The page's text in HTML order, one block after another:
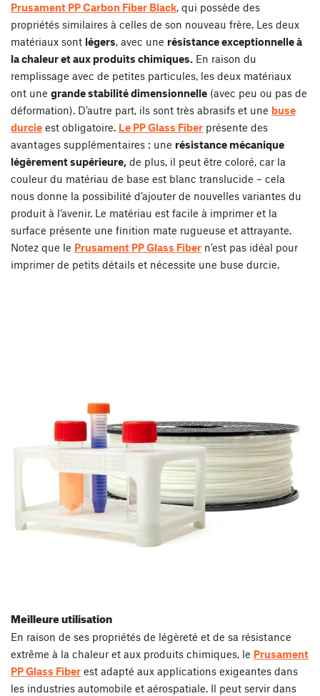
Prusament PP Carbon Fiber Black, qui possède des
propriétés similaires à celles de son nouveau frère. Les deux
matériaux sont légers, avec une résistance exceptionnelle à
la chaleur et aux produits chimiques. En raison du
remplissage avec de petites particules, les deux matériaux
ont une grande stabilité dimensionnelle (avec peu ou pas de
déformation). D’autre part, ils sont très abrasifs et une buse
durcie est obligatoire. Le PP Glass Fiber présente des
avantages supplémentaires : une résistance mécanique
légèrement supérieure, de plus, il peut être coloré, car la
couleur du matériau de base est blanc translucide – cela
nous donne la possibilité d’ajouter de nouvelles variantes du
produit à l’avenir. Le matériau est facile à imprimer et la
surface présente une finition mate rugueuse et attrayante.
Notez que le Prusament PP Glass Fiber n’est pas idéal pour
imprimer de petits détails et nécessite une buse durcie.
Meilleure utilisation
En raison de ses propriétés de légèreté et de sa résistance
extrême à la chaleur et aux produits chimiques, le Prusament
PP Glass Fiber est adapté aux applications exigeantes dans
les industries automobile et aérospatiale. Il peut servir dans